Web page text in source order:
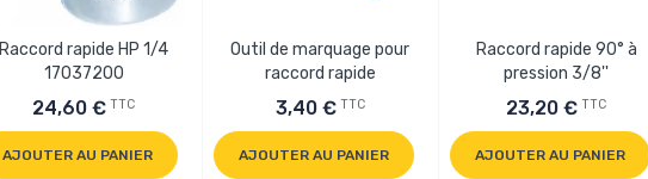
Raccord rapide HP 1/4
17037200
24,60 € TTC
AJOUTER AU PANIER
Outil de marquage pour
raccord rapide
3,40 € TTC
AJOUTER AU PANIER
Raccord rapide 90° à
pression 3/8''
23,20 € TTC
AJOUTER AU PANIER